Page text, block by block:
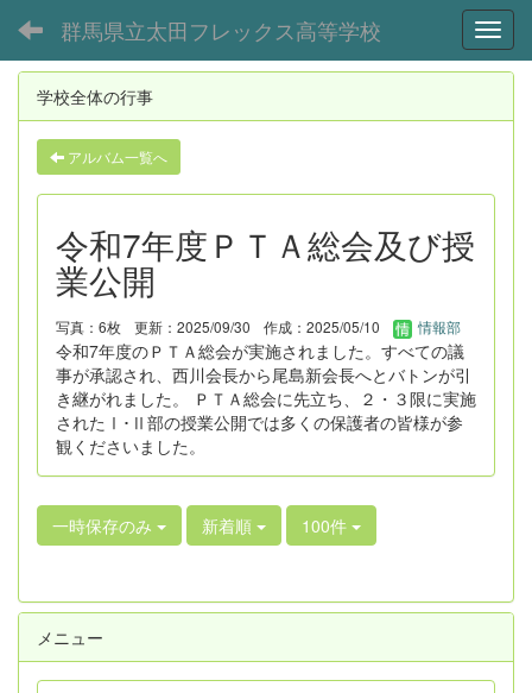
群馬県立太田フレックス高等学校
学校全体の行事
アルバム一覧へ
令和7年度ＰＴＡ総会及び授
業公開
写真：6枚 更新：2025/09/30 作成：2025/05/10 情報部
令和7年度のＰＴＡ総会が実施されました。すべての議
事が承認され、西川会長から尾島新会長へとバトンが引
き継がれました。 ＰＴＡ総会に先立ち、２・３限に実施
されたⅠ･Ⅱ部の授業公開では多くの保護者の皆様が参
観くださいました。
一時保存のみ 新着順 100件
メニュー